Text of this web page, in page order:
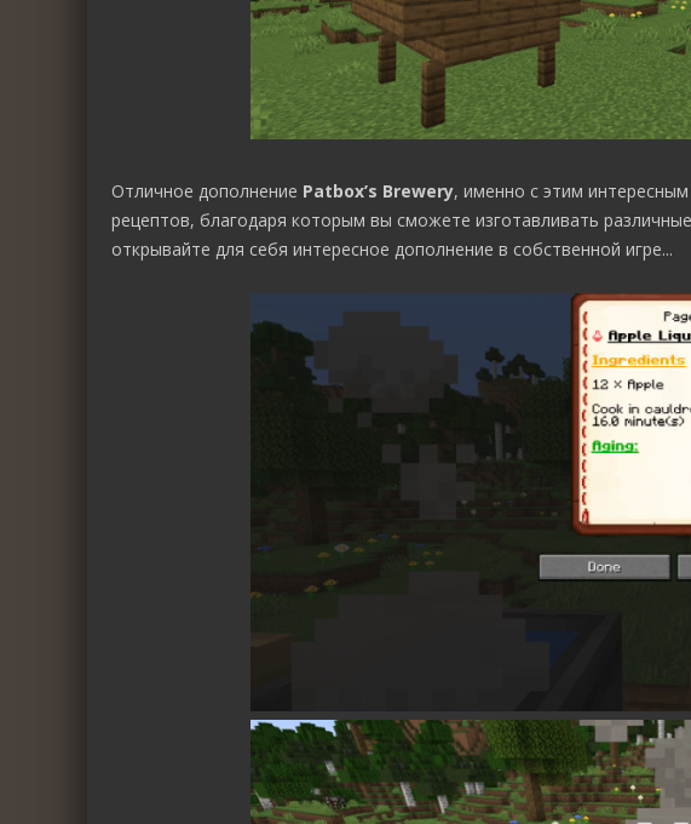
Отличное дополнение Patbox’s Brewery, именно с этим
рецептов, благодаря которым вы сможете изготавливать
открывайте для себя интересное дополнение в собственной игре...